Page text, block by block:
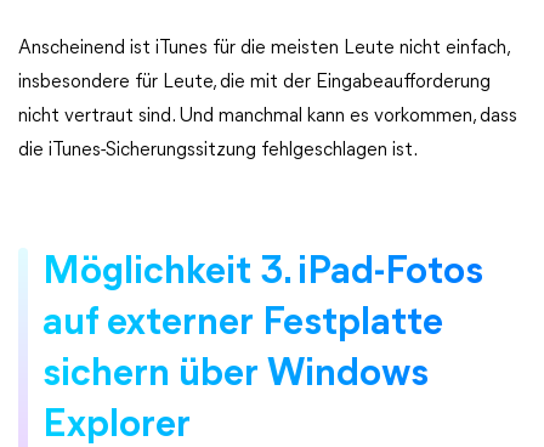
Anscheinend ist iTunes für die meisten Leute nicht einfach,
insbesondere für Leute, die mit der Eingabeaufforderung
nicht vertraut sind. Und manchmal kann es vorkommen, dass
die iTunes-Sicherungssitzung fehlgeschlagen ist.
Möglichkeit 3. iPad-Fotos
auf externer Festplatte
sichern über Windows
Explorer